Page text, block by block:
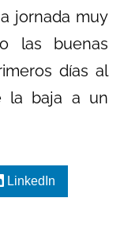
jornada muy
las buenas
días al
la baja a un
LinkedIn